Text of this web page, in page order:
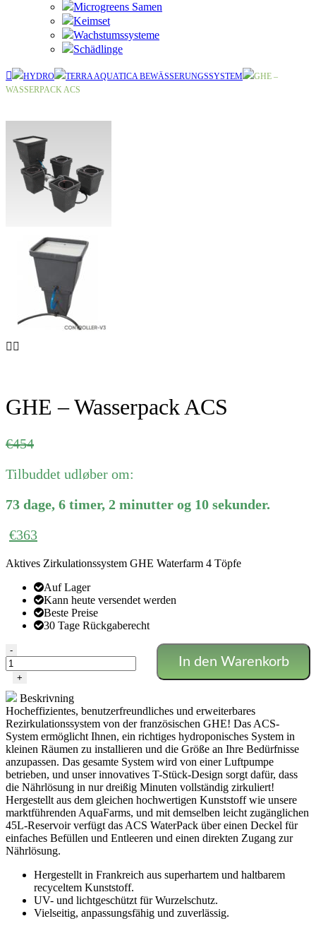
Microgreens Samen
Keimset
Wachstumssysteme
Schädlinge
HYDRO TERRA AQUATICA BEWÄSSERUNGSSYSTEM
GHE –
WASSERPACK ACS
GHE – Wasserpack ACS
Ursprünglicher
war:
€454Aktueller
ist:
Tilbuddet udløber om:
73 dage, 6 timer, 2 minutter og 10 sekunder.
€363
Aktives Zirkulationssystem GHE Waterfarm 4 Töpfe
Auf Lager
Kann heute versendet werden
Beste Preise
30 Tage Rückgaberecht
GHE
Wasserpack
Menge
-
+
In den Warenkorb
Beskrivning
Hocheffizientes, benutzerfreundliches und erweiterbares
Rezirkulationssystem von der französischen GHE! Das ACS-
System ermöglicht Ihnen, ein richtiges hydroponisches System in
kleinen Räumen zu installieren und die Größe an Ihre Bedürfnisse
anzupassen. Das gesamte System wird von einer Luftpumpe
betrieben, und unser innovatives T-Stück-Design sorgt dafür, dass
die Nährlösung in nur dreißig Minuten vollständig zirkuliert!
Hergestellt aus dem gleichen hochwertigen Kunststoff wie unsere
marktführenden AquaFarms, und mit demselben leicht zugänglichen
45L-Reservoir verfügt das ACS WaterPack über einen Deckel für
einfaches Befüllen und Entleeren und einen direkten Zugang zur
Nährlösung.
Hergestellt in Frankreich aus superhartem und haltbarem
recyceltem Kunststoff.
UV- und lichtgeschützt für Wurzelschutz.
Vielseitig, anpassungsfähig und zuverlässig.